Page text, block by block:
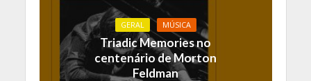
GERAL MÚSICA
Triadic Memories no
centenário de Morton
Feldman